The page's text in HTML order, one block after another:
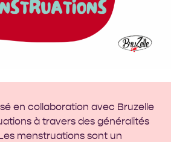
en collaboration avec Bruzelle
à travers des généralités
menstruations sont un